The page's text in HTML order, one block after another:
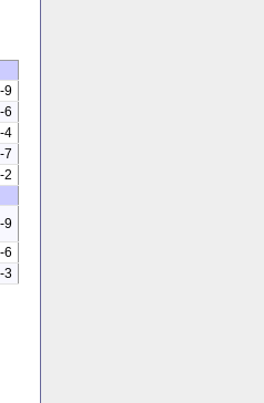
9
6
4
7
2
9
6
3